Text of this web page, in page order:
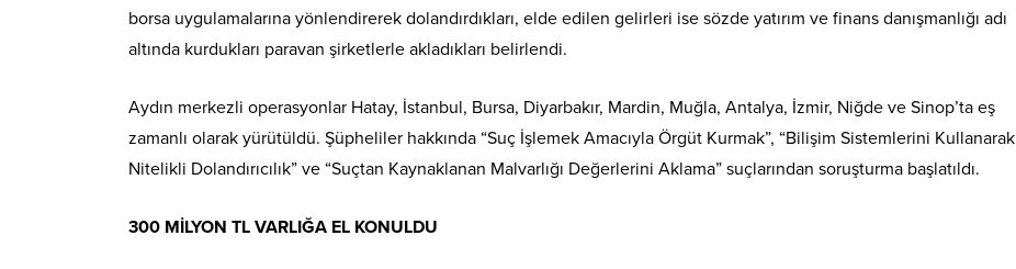
borsa uygulamalarına yönlendirerek dolandırdıkları, elde edilen gelirleri ise sözde yatırım ve finans danışmanlığı adı
altında kurdukları paravan şirketlerle akladıkları belirlendi.
Aydın merkezli operasyonlar Hatay, İstanbul, Bursa, Diyarbakır, Mardin, Muğla, Antalya, İzmir, Niğde ve Sinop’ta eş
zamanlı olarak yürütüldü. Şüpheliler hakkında “Suç İşlemek Amacıyla Örgüt Kurmak”, “Bilişim Sistemlerini Kullanarak
Nitelikli Dolandırıcılık” ve “Suçtan Kaynaklanan Malvarlığı Değerlerini Aklama” suçlarından soruşturma başlatıldı.
300 MİLYON TL VARLIĞA EL KONULDU